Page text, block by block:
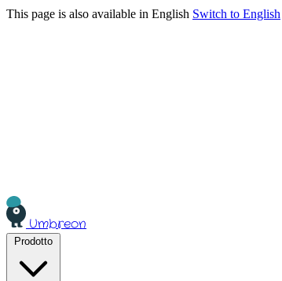
This page is also available in English Switch to English
Umbreon